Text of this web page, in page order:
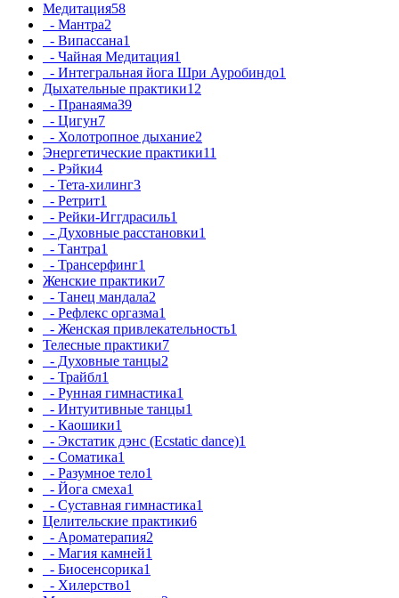
Медитация58
- Мантра2
- Випассана1
- Чайная Медитация1
- Интегральная йога Шри Ауробиндо1
Дыхательные практики12
- Пранаяма39
- Цигун7
- Холотропное дыхание2
Энергетические практики11
- Рэйки4
- Тета-хилинг3
- Ретрит1
- Рейки-Иггдрасиль1
- Духовные расстановки1
- Тантра1
- Трансерфинг1
Женские практики7
- Танец мандала2
- Рефлекс оргазма1
- Женская привлекательность1
Телесные практики7
- Духовные танцы2
- Трайбл1
- Рунная гимнастика1
- Интуитивные танцы1
- Каошики1
- Экстатик дэнс (Ecstatic dance)1
- Соматика1
- Разумное тело1
- Йога смеха1
- Суставная гимнастика1
Целительские практики6
- Ароматерапия2
- Магия камней1
- Биосенсорика1
- Хилерство1